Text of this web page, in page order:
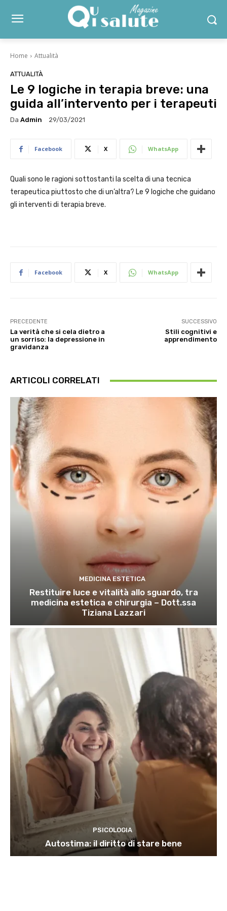
Home Attualità
ATTUALITÀ
Le 9 logiche in terapia breve: una
guida all’intervento per i terapeuti
Da Admin 29/03/2021
Facebook X WhatsApp
Quali sono le ragioni sottostanti la scelta di una tecnica
terapeutica piuttosto che di un’altra? Le 9 logiche che guidano
gli interventi di terapia breve.
Facebook X WhatsApp
PRECEDENTE
La verità che si cela dietro a
un sorriso: la depressione in
gravidanza
SUCCESSIVO
Stili cognitivi e
apprendimento
ARTICOLI CORRELATI
MEDICINA ESTETICA
Restituire luce e vitalità allo sguardo, tra
medicina estetica e chirurgia – Dott.ssa
Tiziana Lazzari
PSICOLOGIA
Autostima: il diritto di stare bene